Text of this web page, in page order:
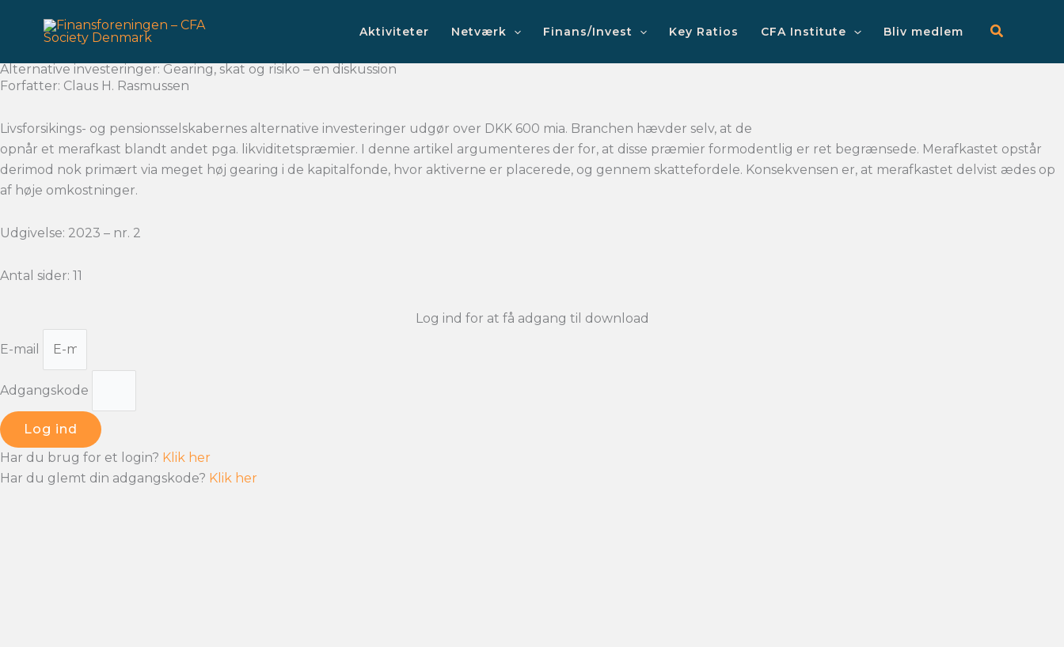
Aktiviteter Netværk Finans/Invest Key Ratios CFA Institute Bliv medlem
Alternative investeringer: Gearing, skat og risiko – en diskussion
Forfatter: Claus H. Rasmussen
Livsforsikings- og pensionsselskabernes alternative investeringer udgør over DKK 600 mia. Branchen hævder selv, at de
opnår et merafkast blandt andet pga. likviditetspræmier. I denne artikel argumenteres der for, at disse præmier formodentlig er ret begrænsede. Merafkastet opstår
derimod nok primært via meget høj gearing i de kapitalfonde, hvor aktiverne er placerede, og gennem skattefordele. Konsekvensen er, at merafkastet delvist ædes op
af høje omkostninger.
Udgivelse: 2023 – nr. 2
Antal sider: 11
Log ind for at få adgang til download
E-mail
Adgangskode
Log ind
Har du brug for et login? Klik her
Har du glemt din adgangskode? Klik her